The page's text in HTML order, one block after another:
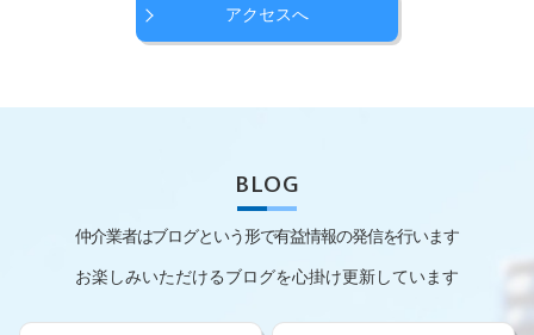
アクセスへ
仲介業者はブログという形で有益情報の発信を行います
BLOG
お楽しみいただけるブログを心掛け更新しています